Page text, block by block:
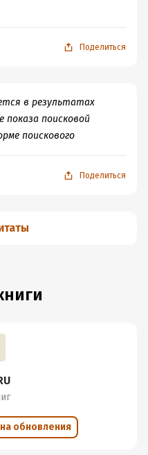
Поделиться
в результатах
показа поисковой
поискового
Поделиться
обновления